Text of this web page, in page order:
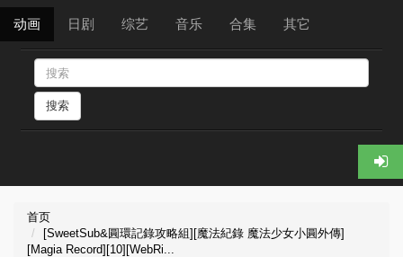
动画 日剧 综艺 音乐 合集 其它
搜索
首页
[SweetSub&圓環記錄攻略組][魔法紀錄 魔法少女小圓外傳]
[Magia Record][10][WebRi...